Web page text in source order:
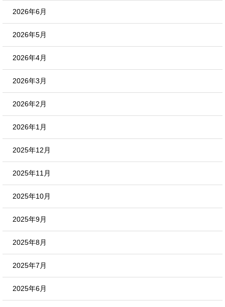
2026年6月
2026年5月
2026年4月
2026年3月
2026年2月
2026年1月
2025年12月
2025年11月
2025年10月
2025年9月
2025年8月
2025年7月
2025年6月